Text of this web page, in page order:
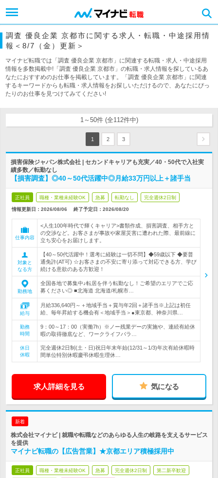
調査 優良企業 京都市に関する求人・転職・中途採用情
報＜8/7（金）更新＞
マイナビ転職では「調査 優良企業 京都市」に関連する転職・求人・中途採用
情報を多数掲載中!「調査 優良企業 京都市」の転職・求人情報を探しているあ
なたにおすすめのお仕事を掲載しています。「調査 優良企業 京都市」に関連
するキーワードからも転職・求人情報をお探しいただけるので、あなたにぴっ
たりのお仕事を見つけてみてください!
1～50件 (全112件中)
1 2 3
損害保険ジャパン株式会社 | セカンドキャリアも充実／40・50代で入社実
績多数／転勤なし
【損害調査】◎40～50代活躍中◎月給33万円以上＋諸手当
正社員 職種・業種未経験OK 急募 転勤なし 完全週休2日制
情報更新日：2026/08/06 終了予定日： 2026/08/20
仕事内容
<人生100年時代で輝くキャリア>書類作成、損害調査、相手方と
の交渉など。お客さまが事故や家屋災害に遭われた際、最前線に
立ち安心をお届けします。
対象と
なる方
【40～50代活躍中！選考に経験は一切不問】◆59歳以下 ◆要普
通免許(AT可) ☆お客さまの不安に寄り添って対応できる方、学び
続ける意欲のある方歓迎！
勤務地
全国各地で募集中♪転居を伴う転勤なし！ご希望のエリアでご応
募ください◎ ■北海道 北海道/札幌市…
給与
月給336,640円～＋地域手当＋賞与年2回＋諸手当※上記は初任
給、毎年昇給する機会有＜地域手当＞●東京都、神奈川県…
勤務
時間
9：00～17：00（実働7h）※ノー残業デーの実施や、連続有給休
暇の取得徹底など、ワークライフバラ…
休日
休暇
完全週休2日制(土・日)祝日年末年始(12/31～1/3)年次有給休暇時
間単位特別休暇慶弔休暇生理休…
求人詳細を見る 気になる
新着
株式会社マイナビ | 就職や転職などのあらゆる人生の岐路を支えるサービス
を提供
マイナビ転職の【広告営業】★京都エリア積極採用中
正社員 職種・業種未経験OK 急募 完全週休2日制 第二新卒歓迎